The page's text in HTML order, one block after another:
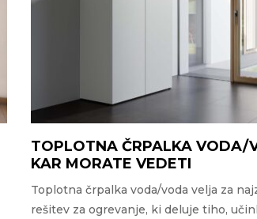
TOPLOTNA ČRPALKA VODA/
KAR MORATE VEDETI
Toplotna črpalka voda/voda velja za
rešitev za ogrevanje, ki deluje tiho,